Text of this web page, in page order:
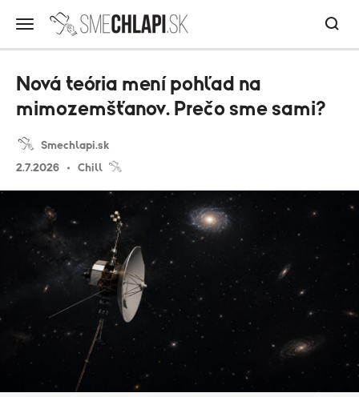
Smechlapi.sk
2.7.2026
Chill
Nová teória mení pohľad na
mimozemšťanov. Prečo sme sami?